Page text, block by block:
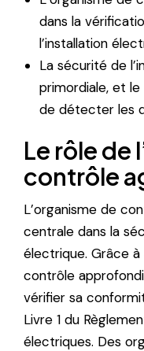
dans la
l’installation
La sécurité de
primordiale, et
de détecter les
Le rôle de
contrôle
L’organisme de
centrale dans la
électrique. Grâce à
contrôle
vérifier sa
Livre 1 du
électriques. Des